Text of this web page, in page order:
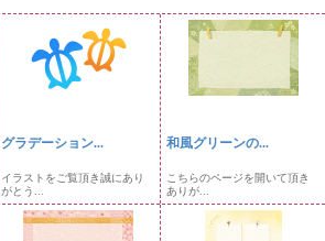
グラデーション...
イラストをご覧頂き誠にあり
がとう...
和風グリーンの...
こちらのページを開いて頂き
ありが...